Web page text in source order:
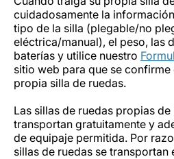
cuidadosamente la
tipo de la silla (plegable/no
eléctrica/manual), el peso, las
baterías y utilice nuestro
sitio web para que se
propia silla de ruedas.
Las sillas de ruedas propias
transportan gratuitamente y
de equipaje permitida. Por
sillas de ruedas se transportan